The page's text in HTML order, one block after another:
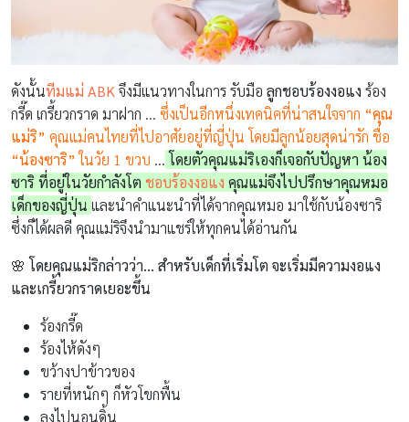
ดังนั้นทีมแม่ ABK จึงมีแนวทางในการ รับมือ ลูกชอบร้องงอแง ร้อง
กรี๊ด เกรี้ยวกราด มาฝาก … ซึ่งเป็นอีกหนึ่งเทคนิคที่น่าสนใจจาก “คุณ
แม่ริ” คุณแม่คนไทยที่ไปอาศัยอยู่ที่ญี่ปุ่น โดยมีลูกน้อยสุดน่ารัก ชื่อ
“น้องซาริ”ในวัย 1 ขวบ …โดยตัวคุณแม่ริเองก็เจอกับปัญหา น้อง
ซาริ ที่อยู่ในวัยกำลังโต ชอบร้องงอแง คุณแม่จึงไปปรึกษาคุณหมอ
เด็กของญี่ปุ่น และนำคำแนะนำที่ได้จากคุณหมอ มาใช้กับน้องซาริ
ซึ่งก็ได้ผลดี คุณแม่ริจึงนำมาแชร์ให้ทุกคนได้อ่านกัน
🌸 โดยคุณแม่ริกล่าวว่า… สำหรับเด็กที่เริ่มโต จะเริ่มมีความงอแง
และเกรี้ยวกราดเยอะขึ้น
ร้องกรี๊ด
ร้องไห้ดังๆ
ขว้างปาข้าวของ
รายที่หนักๆ ก็หัวโขกพื้น
ลงไปนอนดิ้น